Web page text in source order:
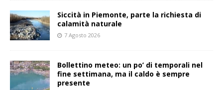
Siccità in Piemonte, parte la richiesta di
calamità naturale
7 Agosto 2026
Bollettino meteo: un po’ di temporali nel
fine settimana, ma il caldo è sempre
presente